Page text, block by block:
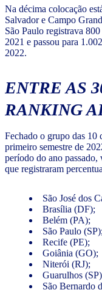
Na décima colocação
Salvador e Campo
São Paulo registrava
2021 e passou para
2022.
ENTRE AS
RANKING
Fechado o grupo das 10
primeiro semestre de
período do ano
que registraram
São José dos
Brasília (DF);
Belém (PA);
São Paulo
Recife (PE);
Goiânia (GO);
Niterói (RJ);
Guarulhos
São Bernardo